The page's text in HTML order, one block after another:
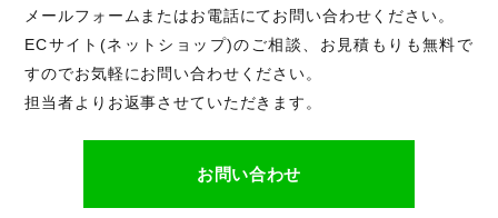
メールフォームまたはお電話にてお問い合わせください。
ECサイト(ネットショップ)のご相談、お見積もりも無料で
すのでお気軽にお問い合わせください。
担当者よりお返事させていただきます。
お問い合わせ